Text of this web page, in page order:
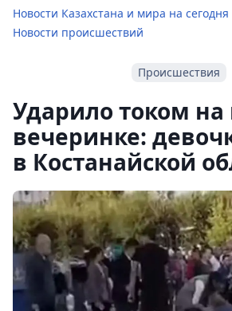
Новости Казахстана и мира на сегодня
Новости происшествий
Происшествия
Ударило током на
вечеринке:
в Костанайской